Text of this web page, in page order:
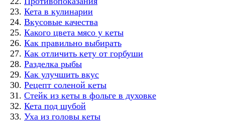
Кета в кулинарии
Вкусовые качества
Какого цвета мясо у кеты
Как правильно выбирать
Как отличить кету от горбуши
Разделка рыбы
Как улучшить вкус
Рецепт соленой кеты
Стейк из кеты в фольге в духовке
Кета под шубой
Уха из головы кеты